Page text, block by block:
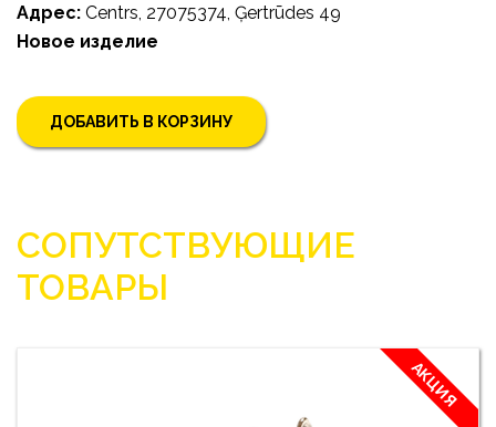
Адрес: Centrs, 27075374, Ģertrūdes 49
Новoe изделие
ДОБАВИТЬ В КОРЗИНУ
СОПУТСТВУЮЩИЕ
ТОВАРЫ
АКЦИЯ